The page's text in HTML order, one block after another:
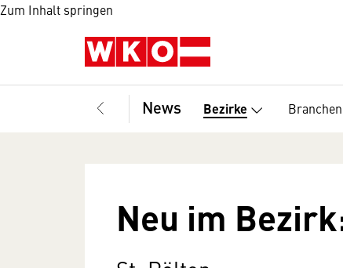
Zum Inhalt springen
News Bezirke Branchen
Neu im